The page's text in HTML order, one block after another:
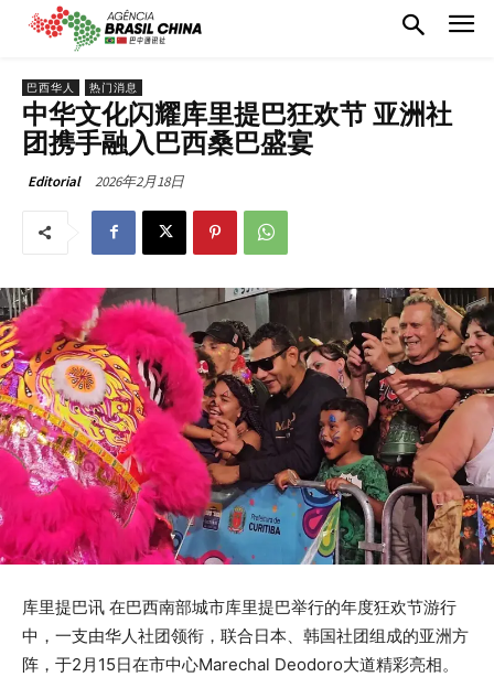
巴西华人 热门消息
中华文化闪耀库里提巴狂欢节 亚洲社
团携手融入巴西桑巴盛宴
Editorial 2026年2月18日
库里提巴讯 在巴西南部城市库里提巴举行的年度狂欢节游行
中，一支由华人社团领衔，联合日本、韩国社团组成的亚洲方
阵，于2月15日在市中心Marechal Deodoro大道精彩亮相。